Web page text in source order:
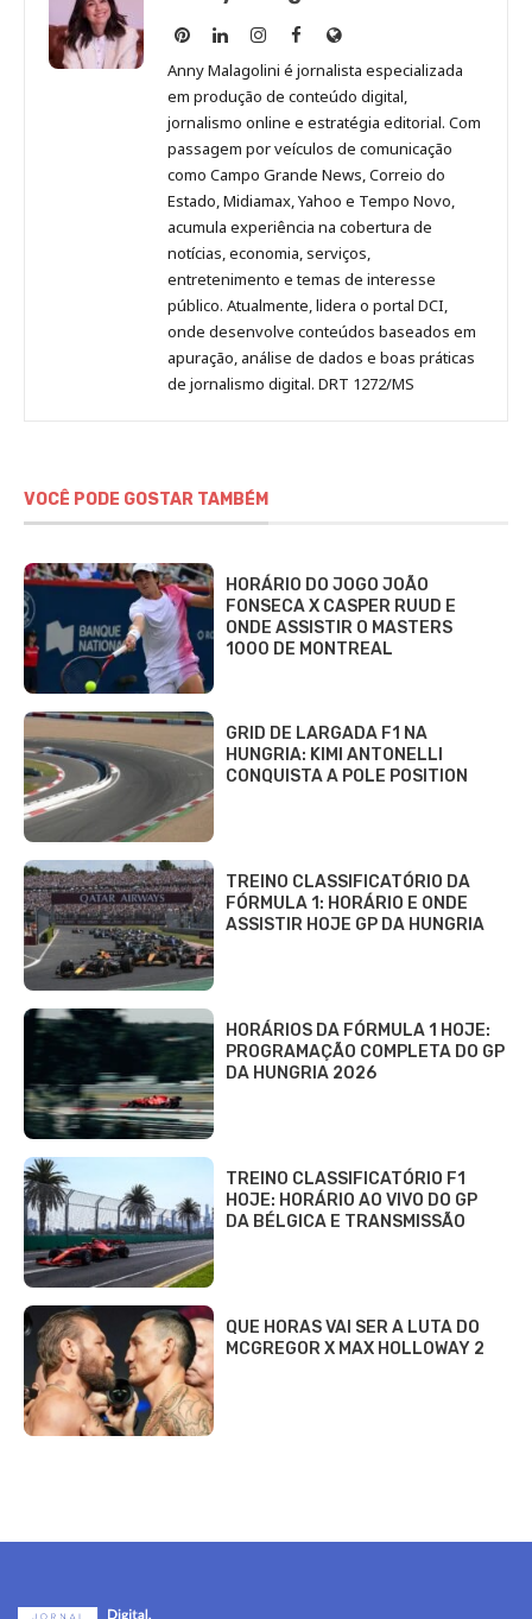
Anny
Malagolini
no
Pinterest
Anny
Malagolini
no
LinkedIn
Anny
Malagolini
no
Instagram
Anny
Malagolini
no
Facebook
Site
de
Anny
Malagolini
Anny Malagolini é jornalista especializada
em produção de conteúdo digital,
jornalismo online e estratégia editorial. Com
passagem por veículos de comunicação
como Campo Grande News, Correio do
Estado, Midiamax, Yahoo e Tempo Novo,
acumula experiência na cobertura de
notícias, economia, serviços,
entretenimento e temas de interesse
público. Atualmente, lidera o portal DCI,
onde desenvolve conteúdos baseados em
apuração, análise de dados e boas práticas
de jornalismo digital. DRT 1272/MS
VOCÊ PODE GOSTAR TAMBÉM
HORÁRIO DO JOGO JOÃO
FONSECA X CASPER RUUD E
ONDE ASSISTIR O MASTERS
1000 DE MONTREAL
GRID DE LARGADA F1 NA
HUNGRIA: KIMI ANTONELLI
CONQUISTA A POLE POSITION
TREINO CLASSIFICATÓRIO DA
FÓRMULA 1: HORÁRIO E ONDE
ASSISTIR HOJE GP DA HUNGRIA
HORÁRIOS DA FÓRMULA 1 HOJE:
PROGRAMAÇÃO COMPLETA DO GP
DA HUNGRIA 2026
TREINO CLASSIFICATÓRIO F1
HOJE: HORÁRIO AO VIVO DO GP
DA BÉLGICA E TRANSMISSÃO
QUE HORAS VAI SER A LUTA DO
MCGREGOR X MAX HOLLOWAY 2